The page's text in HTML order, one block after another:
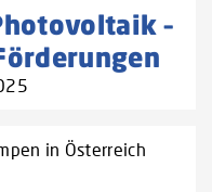
–
in Österreich